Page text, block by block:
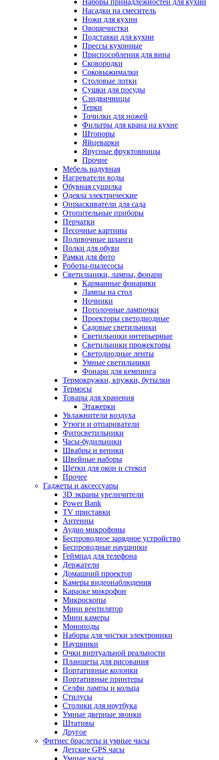
Наборы принадлежностей для кухни
Насадки на смеситель
Ножи для кухни
Овощечистки
Подставки для кухни
Прессы кухонные
Приспособления для вина
Сковородки
Соковыжималки
Столовые лотки
Сушки для посуды
Сэндвичницы
Терки
Точилки для ножей
Фильтры для крана на кухне
Штопоры
Яйцеварки
Ярусные фруктовницы
Прочие
Мебель надувная
Нагреватели воды
Обувная сушилка
Одеяла электрические
Опрыскиватели для сада
Отопительные приборы
Перчатки
Песочные картины
Поливочные шланги
Полки для обуви
Рамки для фото
Роботы-пылесосы
Светильники, лампы, фонари
Карманные фонарики
Лампы на стол
Ночники
Потолочные лампочки
Проекторы светодиодные
Садовые светильники
Светильники интерьерные
Светильники прожекторы
Светодиодные ленты
Умные светильники
Фонари для кемпинга
Термокружки, кружки, бутылки
Термосы
Товары для хранения
Этажерки
Увлажнители воздуха
Утюги и отпариватели
Фитосветильники
Часы-будильники
Швабры и веники
Швейные наборы
Щетки для окон и стекол
Прочее
Гаджеты и аксессуары
3D экраны увеличители
Power Bank
TV приставки
Антенны
Аудио микрофоны
Беспроводное зарядное устройство
Беспроводные наушники
Геймпад для телефона
Держатели
Домашний проектор
Камеры видеонаблюдения
Караоке микрофон
Микроскопы
Мини вентилятор
Мини камеры
Моноподы
Наборы для чистки электроники
Наушники
Очки виртуальной реальности
Планшеты для рисования
Портативные колонки
Портативные принтеры
Селфи лампы и кольца
Стилусы
Столики для ноутбука
Умные дверные звонки
Штативы
Другое
Фитнес браслеты и умные часы
Детские GPS часы
Умные часы